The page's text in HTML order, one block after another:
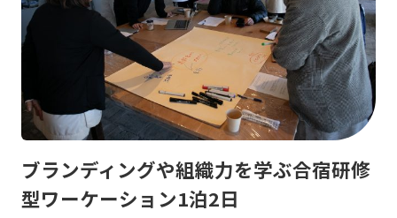
ブランディングや組織力を学ぶ合宿研修
型ワーケーション1泊2日